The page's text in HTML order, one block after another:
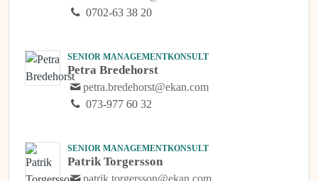
0702-63 38 20
SENIOR MANAGEMENTKONSULT
Petra Bredehorst
petra.bredehorst@ekan.com
073-977 60 32
SENIOR MANAGEMENTKONSULT
Patrik Torgersson
patrik.torgersson@ekan.com